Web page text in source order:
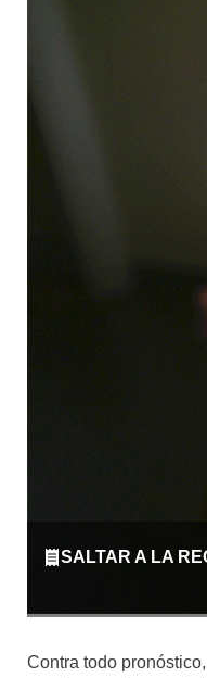
SALTAR A LA
Contra todo